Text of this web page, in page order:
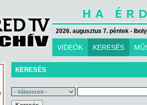
2026. augusztus 7. péntek -
VIDEÓK KERESÉS
KERESÉS